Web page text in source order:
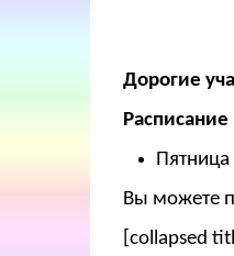
Дорогие
Расписание
Вы можете
[collapsed